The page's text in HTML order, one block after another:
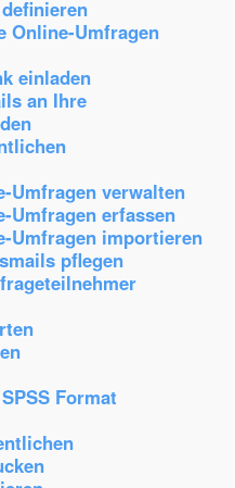
Online-Umfragen
einladen
an Ihre
Umfragen verwalten
Umfragen erfassen
Umfragen importieren
pflegen
Format